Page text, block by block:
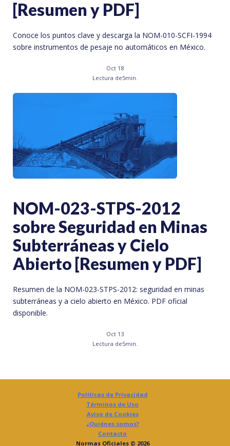
[Resumen y PDF]
Conoce los puntos clave y descarga la NOM-010-SCFI-1994
sobre instrumentos de pesaje no automáticos en México.
Oct 18
Lectura de5min.
NOM-023-STPS-2012
sobre Seguridad en Minas
Subterráneas y Cielo
Abierto [Resumen y PDF]
Resumen de la NOM-023-STPS-2012: seguridad en minas
subterráneas y a cielo abierto en México. PDF oficial
disponible.
Oct 13
Lectura de5min.
Políticas de Privacidad
Términos de Uso
Aviso de Cookies
¿Quiénes somos?
Contacto
Normas Oficiales © 2026